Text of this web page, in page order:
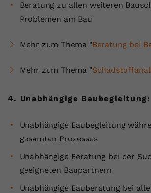
Beratung zu allen weiteren
Problemen am Bau
Mehr zum Thema "Beratung bei
Mehr zum Thema "
4. Unabhängige Baubegleitung:
Unabhängige Baubegleitung
gesamten Prozesses
Unabhängige Beratung bei der
geeigneten Baupartnern
Unabhängige Bauberatung bei